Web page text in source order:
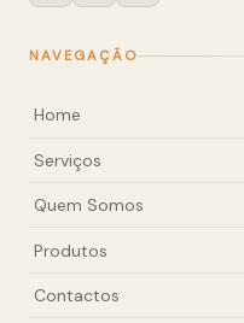
NAVEGAÇÃO
Home
Serviços
Quem Somos
Produtos
Contactos